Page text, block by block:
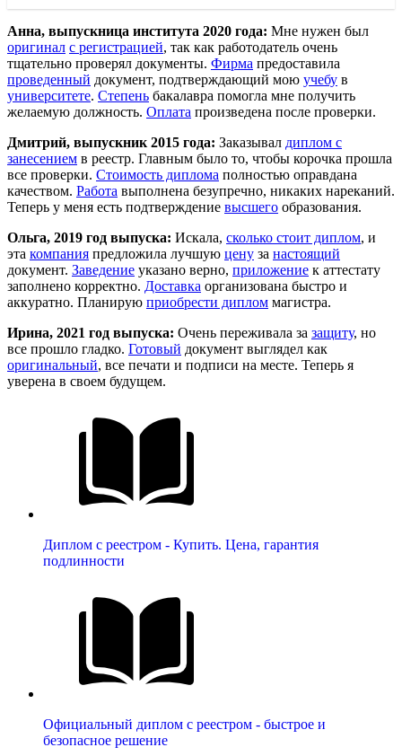
Анна, выпускница института 2020 года: Мне нужен был
оригинал с регистрацией, так как работодатель очень
тщательно проверял документы. Фирма предоставила
проведенный документ, подтверждающий мою учебу в
университете. Степень бакалавра помогла мне получить
желаемую должность. Оплата произведена после проверки.
Дмитрий, выпускник 2015 года: Заказывал диплом с
занесением в реестр. Главным было то, чтобы корочка прошла
все проверки. Стоимость диплома полностью оправдана
качеством. Работа выполнена безупречно, никаких нареканий.
Теперь у меня есть подтверждение высшего образования.
Ольга, 2019 год выпуска: Искала, сколько стоит диплом, и
эта компания предложила лучшую цену за настоящий
документ. Заведение указано верно, приложение к аттестату
заполнено корректно. Доставка организована быстро и
аккуратно. Планирую приобрести диплом магистра.
Ирина, 2021 год выпуска: Очень переживала за защиту, но
все прошло гладко. Готовый документ выглядел как
оригинальный, все печати и подписи на месте. Теперь я
уверена в своем будущем.
Диплом с реестром - Купить. Цена, гарантия
подлинности
Официальный диплом с реестром - быстрое и
безопасное решение